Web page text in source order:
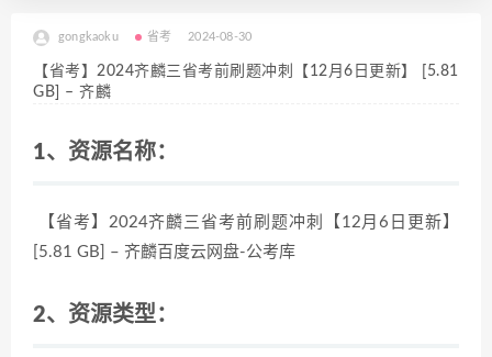
gongkaoku 省考 2024-08-30
【省考】2024齐麟三省考前刷题冲刺【12月6日更新】 [5.81
GB] – 齐麟
1、资源名称：
【省考】2024齐麟三省考前刷题冲刺【12月6日更新】
[5.81 GB] – 齐麟百度云网盘-公考库
2、资源类型：